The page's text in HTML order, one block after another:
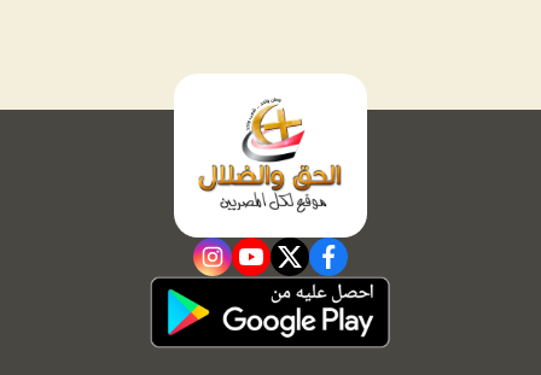
facebook
twitter
youtube
instagram